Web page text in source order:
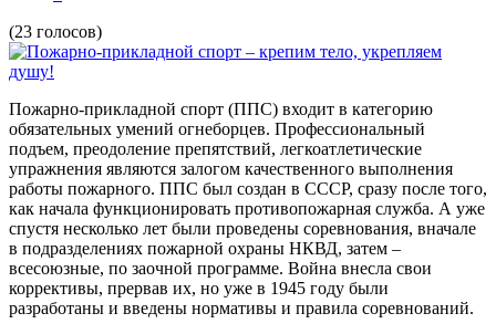
(23 голосов)
Пожарно-прикладной спорт (ППС) входит в категорию
обязательных умений огнеборцев. Профессиональный
подъем, преодоление препятствий, легкоатлетические
упражнения являются залогом качественного выполнения
работы пожарного. ППС был создан в СССР, сразу после того,
как начала функционировать противопожарная служба. А уже
спустя несколько лет были проведены соревнования, вначале
в подразделениях пожарной охраны НКВД, затем –
всесоюзные, по заочной программе. Война внесла свои
коррективы, прервав их, но уже в 1945 году были
разработаны и введены нормативы и правила соревнований.